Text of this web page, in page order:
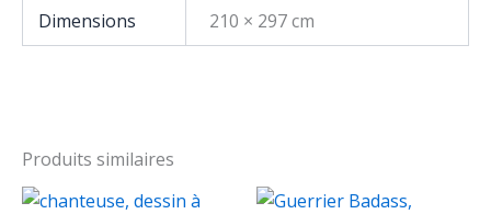
Dimensions 210 × 297 cm
Produits similaires